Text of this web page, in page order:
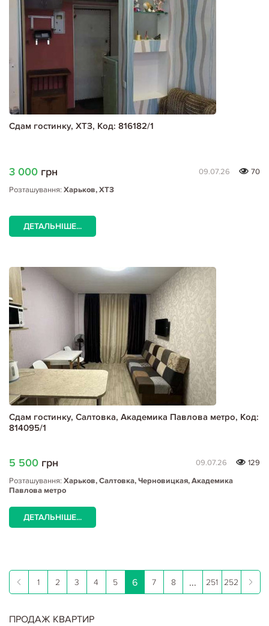
Сдам гостинку, ХТЗ, Код: 816182/1
3 000 грн 09.07.26
70
Розташування: Харьков, ХТЗ
ДЕТАЛЬНІШЕ...
Сдам гостинку, Салтовка, Академика Павлова метро, Код:
814095/1
5 500 грн 09.07.26
129
Розташування: Харьков, Салтовка, Черновицкая, Академика
Павлова метро
ДЕТАЛЬНІШЕ...
1 2 3 4 5 6 7 8 ... 251 252
ПРОДАЖ КВАРТИР